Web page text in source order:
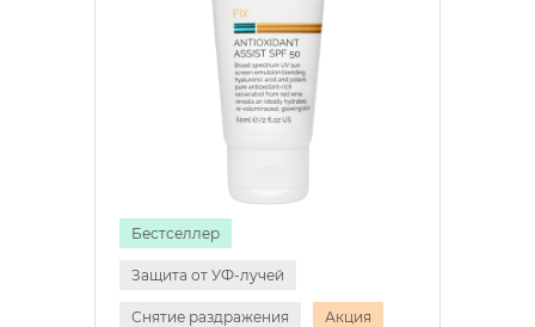
Бестселлер
Защита от УФ-лучей
Снятие раздражения Акция